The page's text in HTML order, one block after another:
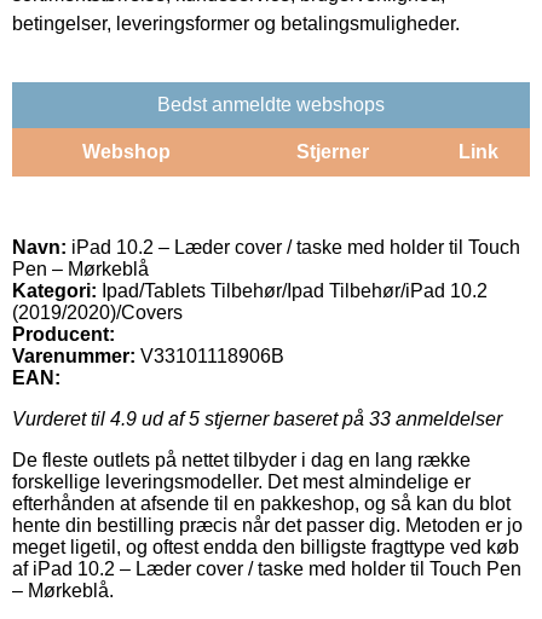
betingelser, leveringsformer og betalingsmuligheder.
Bedst anmeldte webshops
Webshop Stjerner Link
Navn: iPad 10.2 – Læder cover / taske med holder til Touch
Pen – Mørkeblå
Kategori: Ipad/Tablets Tilbehør/Ipad Tilbehør/iPad 10.2
(2019/2020)/Covers
Producent:
Varenummer: V33101118906B
EAN:
Vurderet til 4.9 ud af 5 stjerner baseret på 33 anmeldelser
De fleste outlets på nettet tilbyder i dag en lang række
forskellige leveringsmodeller. Det mest almindelige er
efterhånden at afsende til en pakkeshop, og så kan du blot
hente din bestilling præcis når det passer dig. Metoden er jo
meget ligetil, og oftest endda den billigste fragttype ved køb
af iPad 10.2 – Læder cover / taske med holder til Touch Pen
– Mørkeblå.